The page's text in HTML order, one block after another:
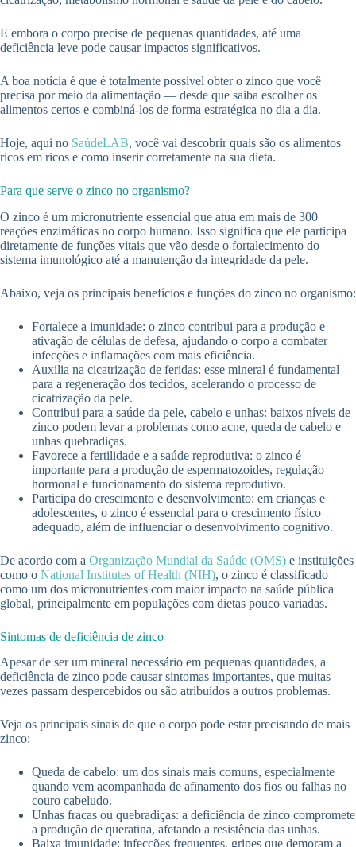
E embora o corpo precise de pequenas quantidades, até uma
deficiência leve pode causar impactos significativos.
A boa notícia é que é totalmente possível obter o zinco que você
precisa por meio da alimentação — desde que saiba escolher os
alimentos certos e combiná-los de forma estratégica no dia a dia.
Hoje, aqui no SaúdeLAB, você vai descobrir quais são os alimentos
ricos em ricos e como inserir corretamente na sua dieta.
Para que serve o zinco no organismo?
O zinco é um micronutriente essencial que atua em mais de 300
reações enzimáticas no corpo humano. Isso significa que ele participa
diretamente de funções vitais que vão desde o fortalecimento do
sistema imunológico até a manutenção da integridade da pele.
Abaixo, veja os principais benefícios e funções do zinco no organismo:
Fortalece a imunidade: o zinco contribui para a produção e
ativação de células de defesa, ajudando o corpo a combater
infecções e inflamações com mais eficiência.
Auxilia na cicatrização de feridas: esse mineral é fundamental
para a regeneração dos tecidos, acelerando o processo de
cicatrização da pele.
Contribui para a saúde da pele, cabelo e unhas: baixos níveis de
zinco podem levar a problemas como acne, queda de cabelo e
unhas quebradiças.
Favorece a fertilidade e a saúde reprodutiva: o zinco é
importante para a produção de espermatozoides, regulação
hormonal e funcionamento do sistema reprodutivo.
Participa do crescimento e desenvolvimento: em crianças e
adolescentes, o zinco é essencial para o crescimento físico
adequado, além de influenciar o desenvolvimento cognitivo.
De acordo com a Organização Mundial da Saúde (OMS) e instituições
como o National Institutes of Health (NIH), o zinco é classificado
como um dos micronutrientes com maior impacto na saúde pública
global, principalmente em populações com dietas pouco variadas.
Sintomas de deficiência de zinco
Apesar de ser um mineral necessário em pequenas quantidades, a
deficiência de zinco pode causar sintomas importantes, que muitas
vezes passam despercebidos ou são atribuídos a outros problemas.
Veja os principais sinais de que o corpo pode estar precisando de mais
zinco:
Queda de cabelo: um dos sinais mais comuns, especialmente
quando vem acompanhada de afinamento dos fios ou falhas no
couro cabeludo.
Unhas fracas ou quebradiças: a deficiência de zinco compromete
a produção de queratina, afetando a resistência das unhas.
Baixa imunidade: infecções frequentes, gripes que demoram a